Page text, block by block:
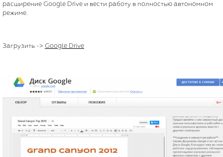
расширение Google Drive и вести работу в полностью автономном
режиме.
Загрузить -> Google Drive